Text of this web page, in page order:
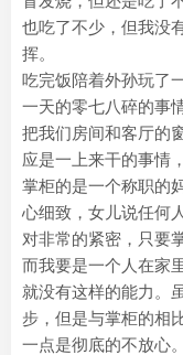
也吃了不少，但我没
挥。
吃完饭陪着外孙玩了
一天的零七八碎的事
把我们房间和客厅的
应是一上来干的事情
掌柜的是一个称职的
心细致，女儿说任何
对非常的紧密，只要
而我要是一个人在家
就没有这样的能力。
步，但是与掌柜的相
一点是彻底的不放心。